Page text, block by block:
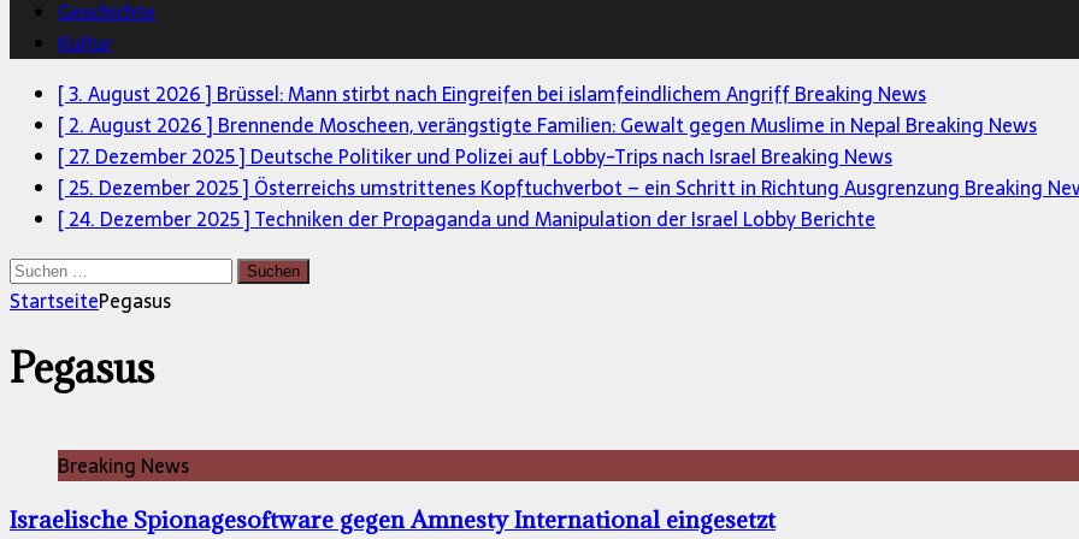
Geschichte
Kultur
[ 3. August 2026 ] Brüssel: Mann stirbt nach Eingreifen bei islamfeindlichem AngriffBreaking News
[ 2. August 2026 ] Brennende Moscheen, verängstigte Familien: Gewalt gegen Muslime in Nepal Breaking News
[ 27. Dezember 2025 ] Deutsche Politiker und Polizei auf Lobby-Trips nach Israel Breaking News
[ 25. Dezember 2025 ] Österreichs umstrittenes Kopftuchverbot – ein Schritt in Richtung Ausgrenzung Breaking
[ 24. Dezember 2025 ]Techniken der Propaganda und Manipulation der Israel LobbyBerichte
Suchen
nach:
StartseitePegasus
Pegasus
Breaking News
Israelische Spionagesoftware gegen Amnesty International eingesetzt